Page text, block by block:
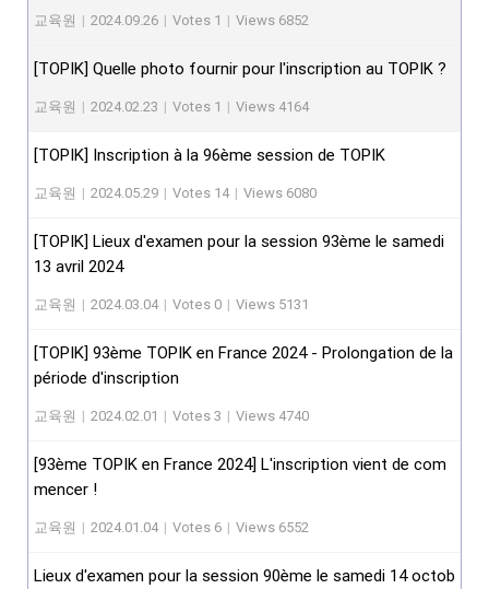
교육원 | 2024.09.26 | Votes 1 | Views 6852
[TOPIK] Quelle photo fournir pour l'inscription au TOPIK ?
교육원 | 2024.02.23 | Votes 1 | Views 4164
[TOPIK] Inscription à la 96ème session de TOPIK
교육원 | 2024.05.29 | Votes 14 | Views 6080
[TOPIK] Lieux d'examen pour la session 93ème le samedi
13 avril 2024
교육원 | 2024.03.04 | Votes 0 | Views 5131
[TOPIK] 93ème TOPIK en France 2024 - Prolongation de la
période d'inscription
교육원 | 2024.02.01 | Votes 3 | Views 4740
[93ème TOPIK en France 2024] L'inscription vient de com
mencer !
교육원 | 2024.01.04 | Votes 6 | Views 6552
Lieux d'examen pour la session 90ème le samedi 14 octob